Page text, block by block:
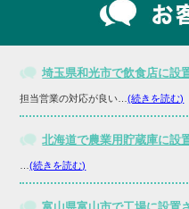
埼玉県和光市で飲食店に設
担当営業の対応が良い…(続きを読む)
北海道で農業用貯蔵庫に設
…(続きを読む)